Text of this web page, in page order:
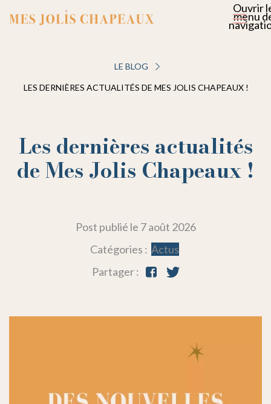
Ouvrir
menu
LE BLOG
LES DERNIÈRES ACTUALITÉS DE MES JOLIS CHAPEAUX !
Les dernières actualités
de Mes Jolis Chapeaux !
Post publié le 7 août 2026
Catégories : Actus
Partager :